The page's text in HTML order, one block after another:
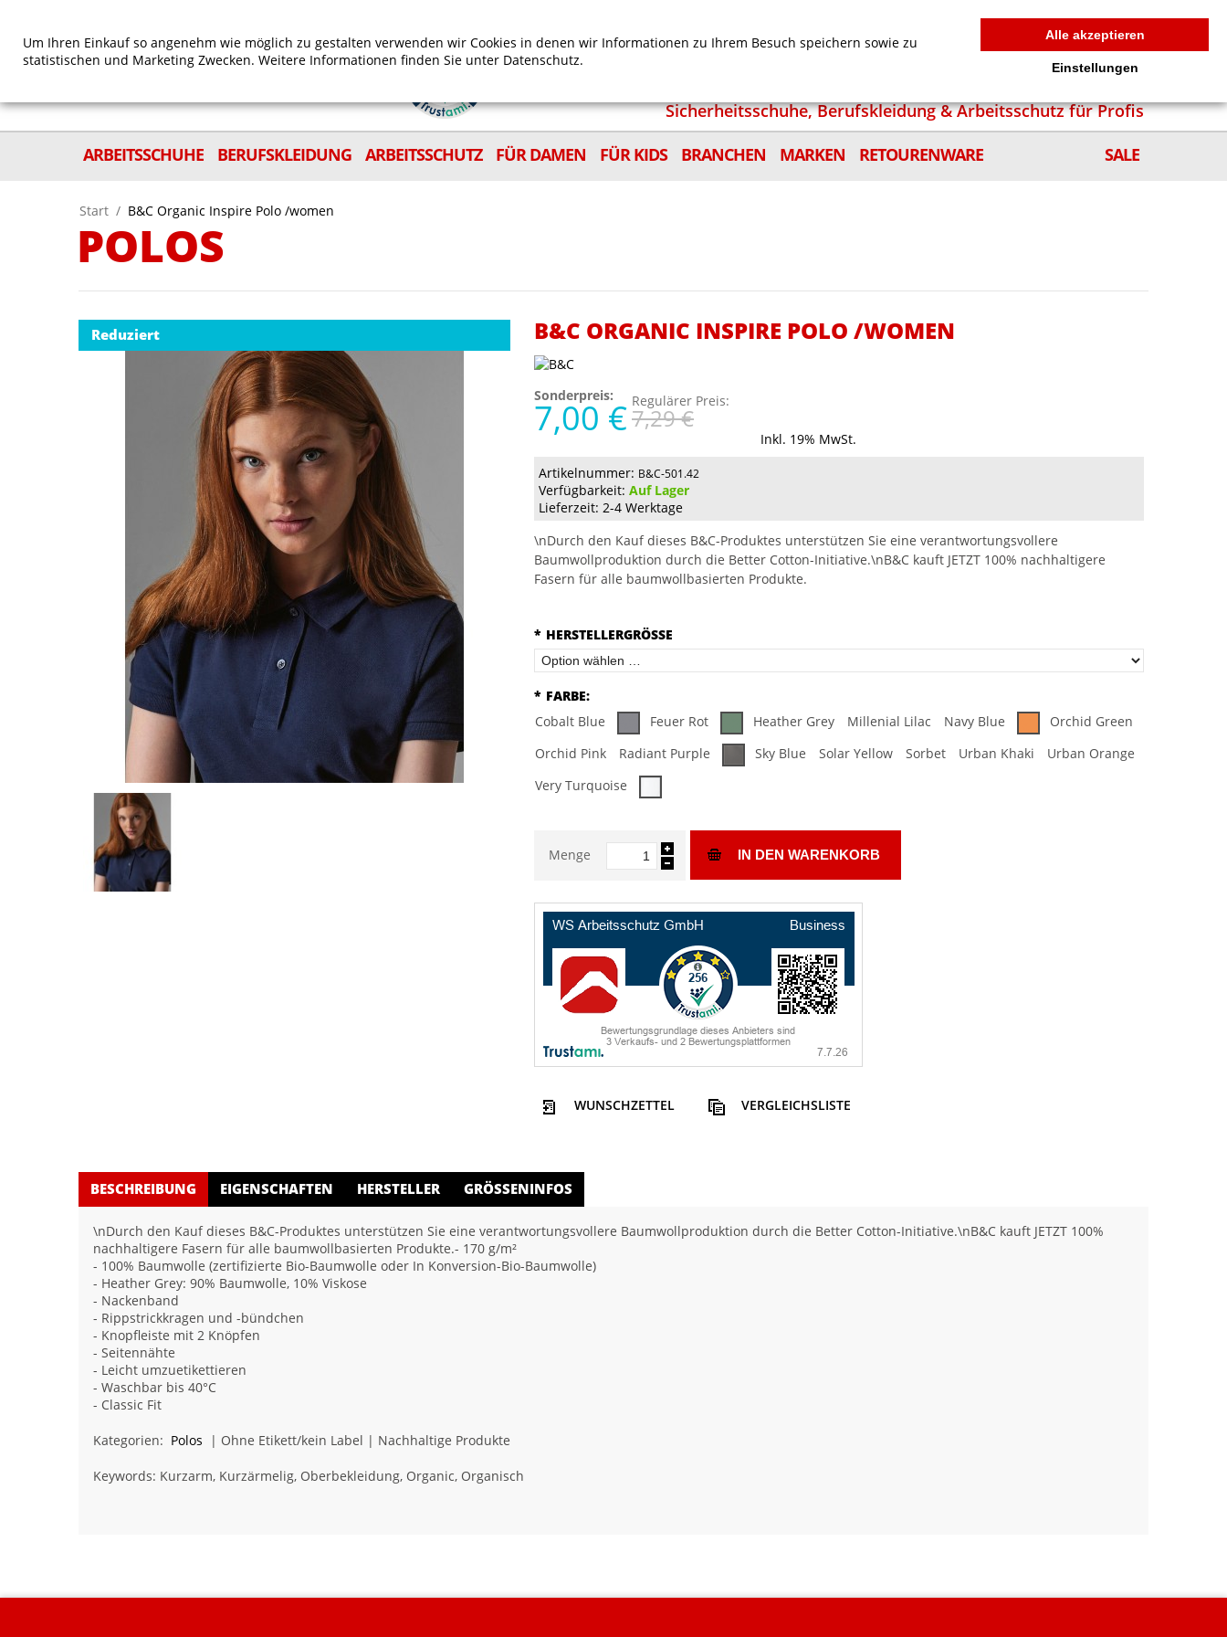
MEIN WARENKORB 0
Sicherheitsschuhe, Berufskleidung & Arbeitsschutz für Profis
ARBEITSSCHUHE
BERUFSKLEIDUNG ARBEITSSCHUTZ FÜR DAMEN FÜR KIDS BRANCHEN MARKEN RETOURENWARE SALE
Start / B&C Organic Inspire Polo /women
POLOS
Reduziert B&C ORGANIC INSPIRE POLO /WOMEN
Sonderpreis:
7,00 € Regulärer Preis:
7,29 €
Inkl. 19% MwSt.
Artikelnummer: B&C-501.42
Verfügbarkeit: Auf Lager
Lieferzeit: 2-4 Werktage
\nDurch den Kauf dieses B&C-Produktes unterstützen Sie eine verantwortungsvollere
Baumwollproduktion durch die Better Cotton-Initiative.\nB&C kauft JETZT 100% nachhaltigere
Fasern für alle baumwollbasierten Produkte.
* HERSTELLERGRÖSSE
* FARBE:
Cobalt Blue
Feuer Rot Heather Grey Millenial Lilac Navy Blue
Orchid Green
Orchid Pink
Radiant Purple Sky Blue Solar Yellow Sorbet Urban Khaki
Urban Orange
Very Turquoise
Menge IN DEN WARENKORB
WUNSCHZETTEL VERGLEICHSLISTE
BESCHREIBUNG EIGENSCHAFTEN HERSTELLER GRÖSSENINFOS
\nDurch den Kauf dieses B&C-Produktes unterstützen Sie eine verantwortungsvollere Baumwollproduktion durch die Better Cotton-Initiative.\nB&C kauft JETZT 100%
nachhaltigere Fasern für alle baumwollbasierten Produkte.- 170 g/m²
- 100% Baumwolle (zertifizierte Bio-Baumwolle oder In Konversion-Bio-Baumwolle)
- Heather Grey: 90% Baumwolle, 10% Viskose
- Nackenband
- Rippstrickkragen und -bündchen
- Knopfleiste mit 2 Knöpfen
- Seitennähte
- Leicht umzuetikettieren
- Waschbar bis 40°C
- Classic Fit
Kategorien: Polos | Ohne Etikett/kein Label | Nachhaltige Produkte
Keywords: Kurzarm, Kurzärmelig, Oberbekleidung, Organic, Organisch
Um Ihren Einkauf so angenehm wie möglich zu gestalten verwenden wir Cookies in denen wir Informationen zu Ihrem Besuch speichern sowie zu
statistischen und Marketing Zwecken. Weitere Informationen finden Sie unter Datenschutz.
Alle akzeptieren
Einstellungen